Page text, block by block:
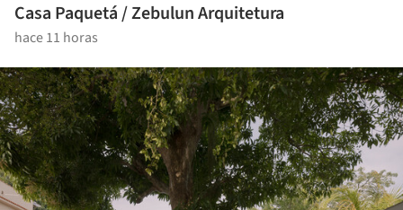
Casa Paquetá / Zebulun Arquitetura
hace 11 horas